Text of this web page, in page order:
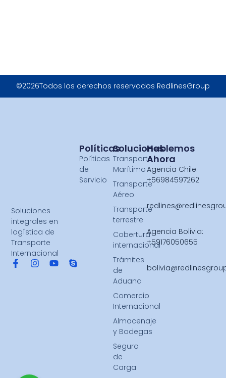
©2026Todos los derechos reservados RedlinesGroup
Soluciones
integrales en
logística de
Transporte
Internacional
Soluciones
Transporte
Marítimo
Transporte
Aéreo
Transporte
terrestre
Cobertura
internacional
Trámites
de
Aduana
Comercio
Internacional
Almacenaje
y Bodegas
Seguro
de
Carga
Políticas
Políticas
de
Servicio
Hablemos
Ahora
Agencia Chile:
+56984597262
Agencia Bolivia:
+59176050655